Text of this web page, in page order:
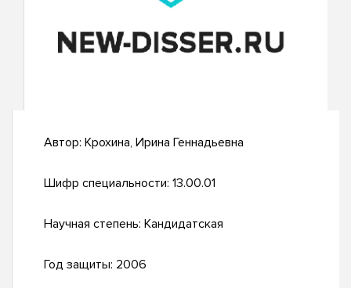
Автор: Крохина, Ирина Геннадьевна
Шифр специальности: 13.00.01
Научная степень: Кандидатская
Год защиты: 2006